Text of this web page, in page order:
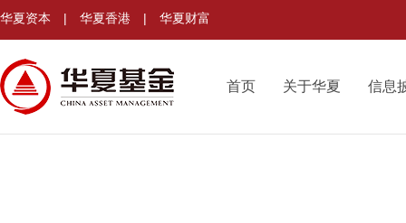
华夏资本 | 华夏香港 | 华夏财富
首页 关于华夏 信息